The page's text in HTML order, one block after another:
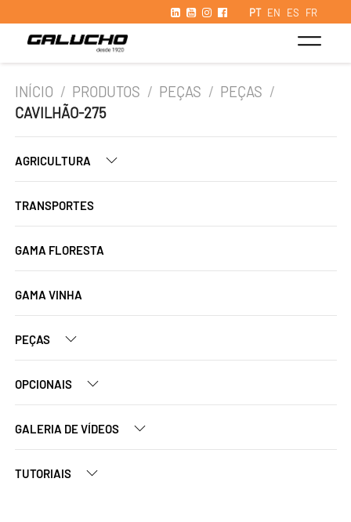
PT EN ES FR
INÍCIO / PRODUTOS / PEÇAS / PEÇAS /
CAVILHÃO-275
AGRICULTURA
TRANSPORTES
GAMA FLORESTA
GAMA VINHA
PEÇAS
OPCIONAIS
GALERIA DE VÍDEOS
TUTORIAIS